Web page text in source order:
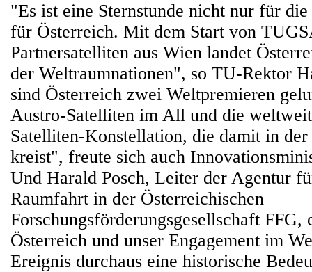
"Es ist eine Sternstunde nicht nur für
für Österreich. Mit dem Start von
Partnersatelliten aus Wien landet
der Weltraumnationen", so TU-Rektor
sind Österreich zwei Weltpremieren
Austro-Satelliten im All und die
Satelliten-Konstellation, die damit in
kreist", freute sich auch
Und Harald Posch, Leiter der Agentur
Raumfahrt in der Österreichischen
Forschungsförderungsgesellschaft FFG,
Österreich und unser Engagement im
Ereignis durchaus eine historische